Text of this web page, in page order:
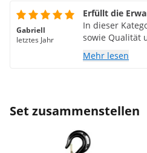
Gabriell
letztes Jahr
Erfüllt die
In dieser
sowie Qualität
Mehr lesen
Set zusammenstellen